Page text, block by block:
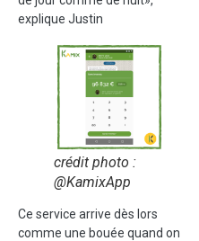
explique Justin
crédit photo :
@KamixApp
Ce service arrive dès lors
comme une bouée quand on